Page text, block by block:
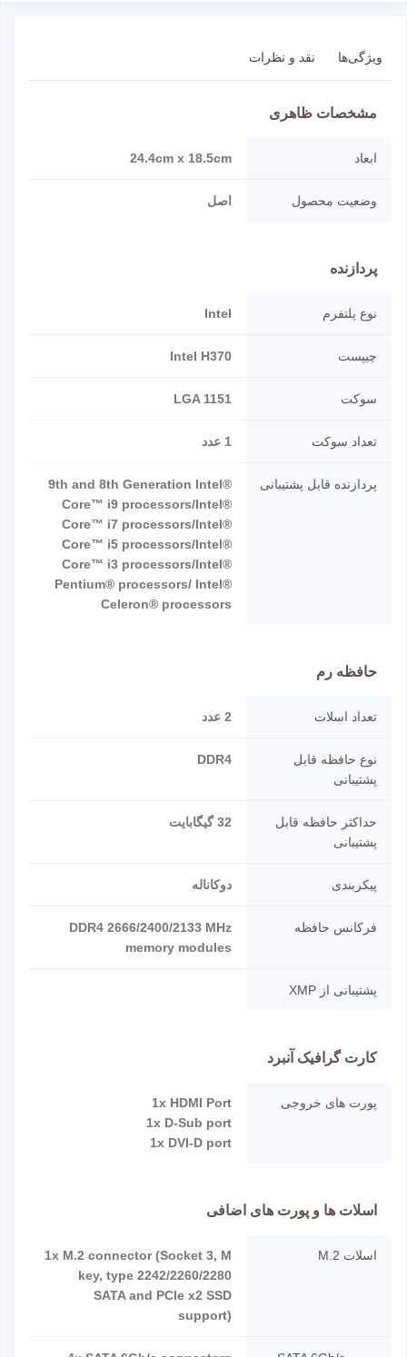
ویژگی‌ها نقد و نظرات
مشخصات ظاهری
ابعاد 24.4cm x 18.5cm
وضعیت محصول اصل
پردازنده
نوع پلتفرم Intel
چیپست Intel H370
سوکت LGA 1151
تعداد سوکت 1 عدد
پردازنده قابل پشتیبانی
9th and 8th Generation Intel®
Core™ i9 processors/Intel®
Core™ i7 processors/Intel®
Core™ i5 processors/Intel®
Core™ i3 processors/Intel®
Pentium® processors/ Intel®
Celeron® processors
حافظه رم
تعداد اسلات 2 عدد
نوع حافظه قابل
پشتیبانی
DDR4
حداکثر حافظه قابل
پشتیبانی
32 گیگابایت
پیکربندی دوکاناله
فرکانس حافظه
DDR4 2666/2400/2133 MHz
memory modules
پشتیبانی از XMP
کارت گرافیک آنبرد
پورت های خروجی
1x HDMI Port
1x D-Sub port
1x DVI-D port
اسلات ها و پورت های اضافی
اسلات M.2
1x M.2 connector (Socket 3, M
key, type 2242/2260/2280
SATA and PCIe x2 SSD
support)